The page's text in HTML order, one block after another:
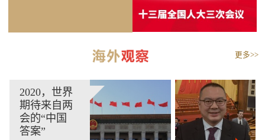
更多>>
2020，世界
期待来自两
会的“中国
答案”